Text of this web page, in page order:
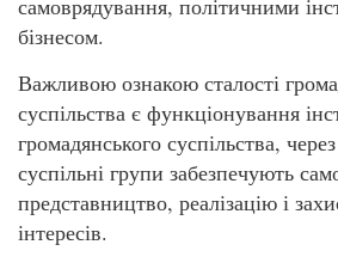
самоврядування, політичними
бізнесом.
Важливою ознакою сталості
суспільства є функціонування
громадянського суспільства,
суспільні групи забезпечують
представництво, реалізацію і
інтересів.